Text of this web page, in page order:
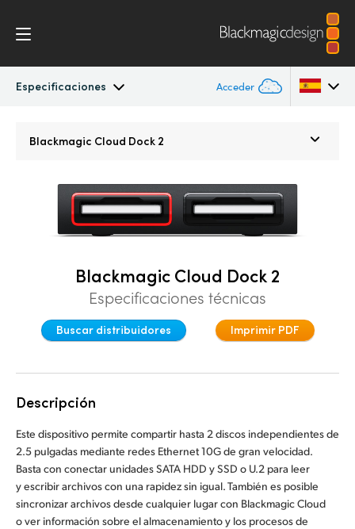
Especificaciones Acceder
Austria
Brazil
Canada
Denmark
Finland
France
Germany
Hong Kong SAR, China
India
Blackmagic Cloud Dock 2
Blackmagic Cloud Dock 2
Especificaciones técnicas
Buscar distribuidores Imprimir PDF
Descripción
Este dispositivo permite compartir hasta 2 discos independientes de
2.5 pulgadas mediante redes Ethernet 10G de gran velocidad.
Basta con conectar unidades SATA HDD y SSD o U.2 para leer
y escribir archivos con una rapidez sin igual. También es posible
sincronizar archivos desde cualquier lugar con Blackmagic Cloud
o ver información sobre el almacenamiento y los procesos de